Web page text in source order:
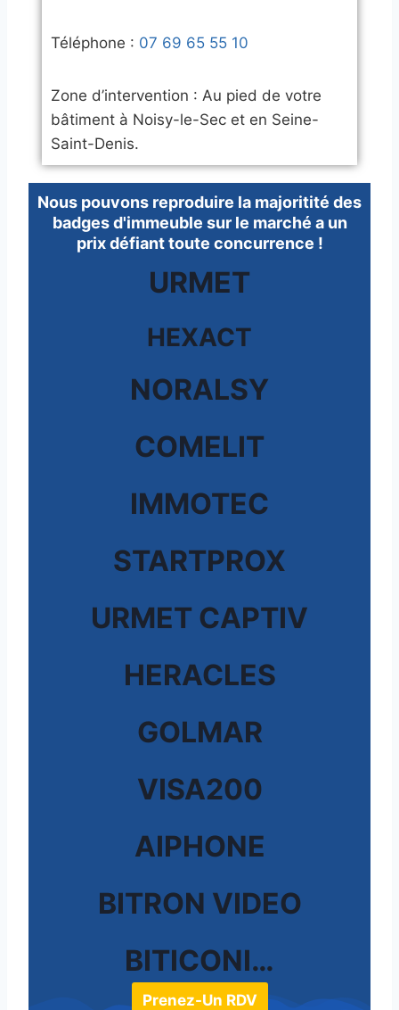
​Téléphone : 07 69 65 55 10
​Zone d’intervention : Au pied de votre
bâtiment à Noisy-le-Sec et en Seine-
Saint-Denis.
Nous pouvons reproduire la majoritité des
badges d'immeuble sur le marché a un
prix défiant toute concurrence !
URMET
HEXACT
NORALSY
COMELIT
IMMOTEC
STARTPROX
URMET CAPTIV
HERACLES
GOLMAR
VISA200
AIPHONE
BITRON VIDEO
BITICONI…
Prenez-Un RDV